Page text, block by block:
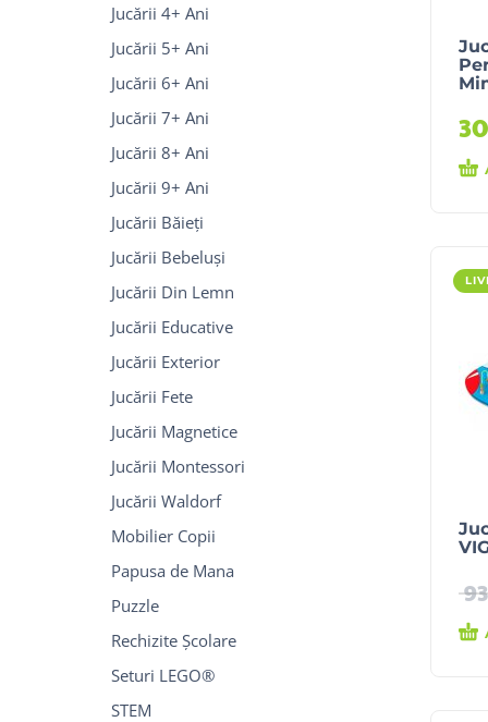
Jucării 4+ Ani
Jucării 5+ Ani
Jucării 6+ Ani
Jucării 7+ Ani
Jucării 8+ Ani
Jucării 9+ Ani
Jucării Băieți
Jucării Bebeluși
Jucării Din Lemn
Jucării Educative
Jucării Exterior
Jucării Fete
Jucării Magnetice
Jucării Montessori
Jucării Waldorf
Mobilier Copii
Papusa de Mana
Puzzle
Rechizite Școlare
Seturi LEGO®
STEM